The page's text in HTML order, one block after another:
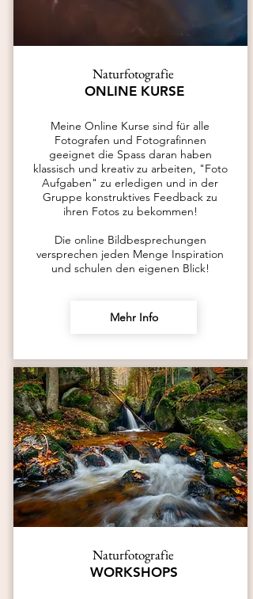
Naturfotografie
ONLINE KURSE
Meine Online Kurse sind für alle
Fotografen und Fotografinnen
geeignet die Spass daran haben
klassisch und kreativ zu arbeiten, "Foto
Aufgaben" zu erledigen und in der
Gruppe konstruktives Feedback zu
ihren Fotos zu bekommen!
Die online Bildbesprechungen
versprechen jeden Menge Inspiration
und schulen den eigenen Blick!
Mehr Info
Naturfotografie
WORKSHOPS